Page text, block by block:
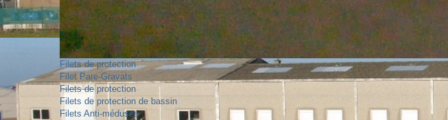
Filets de protection
Filet Pare-Gravats
Filets de protection
Filets de protection de bassin
Filets Anti-méduses